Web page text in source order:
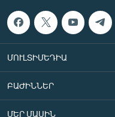
ՄՈՒԼՏԻՄԵԴԻԱ
ԲԱԺԻՆՆԵՐ
ՄԵՐ ՄԱՍԻՆ